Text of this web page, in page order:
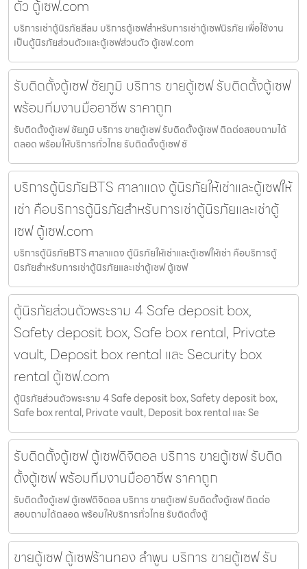
ตัว ตู้เซฟ.com
บริการเช่าตู้นิรภัยสีลม บริการตู้เซฟสำหรับการเช่าตู้เซฟนิรภัย เพื่อใช้งาน
เป็นตู้นิรภัยส่วนตัวและตู้เซฟส่วนตัว ตู้เซฟ.com
รับติดตั้งตู้เซฟ ชัยภูมิ บริการ ขายตู้เซฟ รับติดตั้งตู้เซฟ
พร้อมทีมงานมืออาชีพ ราคาถูก
รับติดตั้งตู้เซฟ ชัยภูมิ บริการ ขายตู้เซฟ รับติดตั้งตู้เซฟ ติดต่อสอบถามได้
ตลอด พร้อมให้บริการทั่วไทย รับติดตั้งตู้เซฟ ชั
บริการตู้นิรภัยBTS ศาลาแดง ตู้นิรภัยให้เช่าและตู้เซฟให้
เช่า คือบริการตู้นิรภัยสำหรับการเช่าตู้นิรภัยและเช่าตู้
เซฟ ตู้เซฟ.com
บริการตู้นิรภัยBTS ศาลาแดง ตู้นิรภัยให้เช่าและตู้เซฟให้เช่า คือบริการตู้
นิรภัยสำหรับการเช่าตู้นิรภัยและเช่าตู้เซฟ ตู้เซฟ
ตู้นิรภัยส่วนตัวพระราม 4 Safe deposit box,
Safety deposit box, Safe box rental, Private
vault, Deposit box rental และ Security box
rental ตู้เซฟ.com
ตู้นิรภัยส่วนตัวพระราม 4 Safe deposit box, Safety deposit box,
Safe box rental, Private vault, Deposit box rental และ Se
รับติดตั้งตู้เซฟ ตู้เซฟดิจิตอล บริการ ขายตู้เซฟ รับติด
ตั้งตู้เซฟ พร้อมทีมงานมืออาชีพ ราคาถูก
รับติดตั้งตู้เซฟ ตู้เซฟดิจิตอล บริการ ขายตู้เซฟ รับติดตั้งตู้เซฟ ติดต่อ
สอบถามได้ตลอด พร้อมให้บริการทั่วไทย รับติดตั้งตู้
ขายตู้เซฟ ตู้เซฟร้านทอง ลำพูน บริการ ขายตู้เซฟ รับ